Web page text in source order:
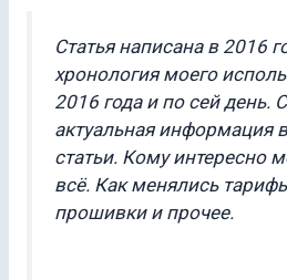
Статья написана в 2016
хронология моего
2016 года и по сей день.
актуальная информация
статьи. Кому интересно
всё. Как менялись
прошивки и прочее.